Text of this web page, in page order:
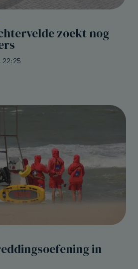
zoekt nog
22:25
in